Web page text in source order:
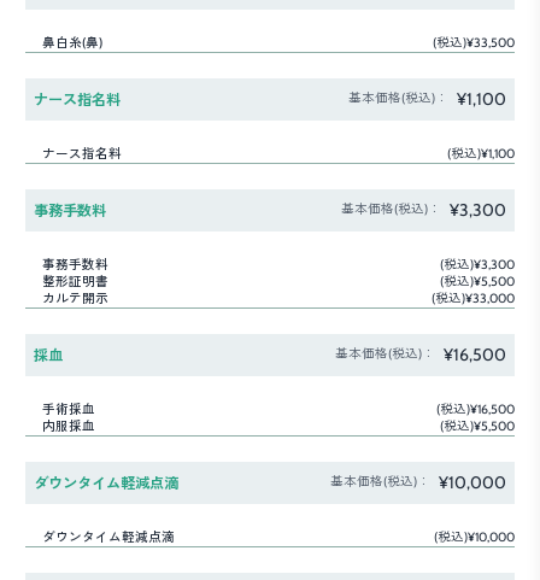
鼻白糸(鼻) (税込)¥33,500
ナース指名料 基本価格(税込)： ¥1,100
ナース指名料 (税込)¥1,100
事務手数料 基本価格(税込)： ¥3,300
事務手数料
(税込)¥3,300
整形証明書
(税込)¥5,500
カルテ開示
(税込)¥33,000
採血 基本価格(税込)： ¥16,500
手術採血
(税込)¥16,500
内服採血
(税込)¥5,500
ダウンタイム軽減点滴 基本価格(税込)： ¥10,000
ダウンタイム軽減点滴 (税込)¥10,000